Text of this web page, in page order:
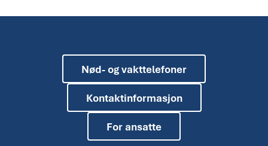
Nød- og vakttelefoner
Kontaktinformasjon
For ansatte